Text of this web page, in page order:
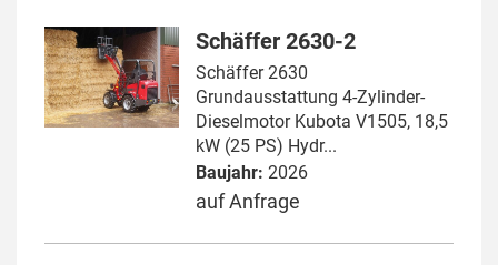
Schäffer 2630-2
Schäffer 2630
Grundausstattung 4-Zylinder-
Dieselmotor Kubota V1505, 18,5
kW (25 PS) Hydr...
Baujahr: 2026
auf Anfrage